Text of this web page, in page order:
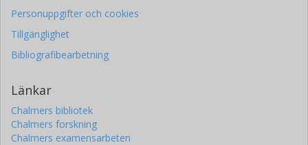
Personuppgifter och cookies
Tillgänglighet
Bibliografibearbetning
Länkar
Chalmers bibliotek
Chalmers forskning
Chalmers examensarbeten